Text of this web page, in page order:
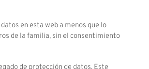
en esta web a menos que lo
de la familia, sin el consentimiento